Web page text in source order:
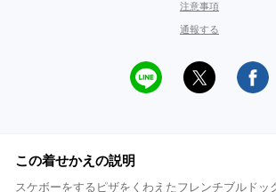
注意事項
通報する
この着せかえの説明
スケボーをするピザをくわえたフレンチブルドッ